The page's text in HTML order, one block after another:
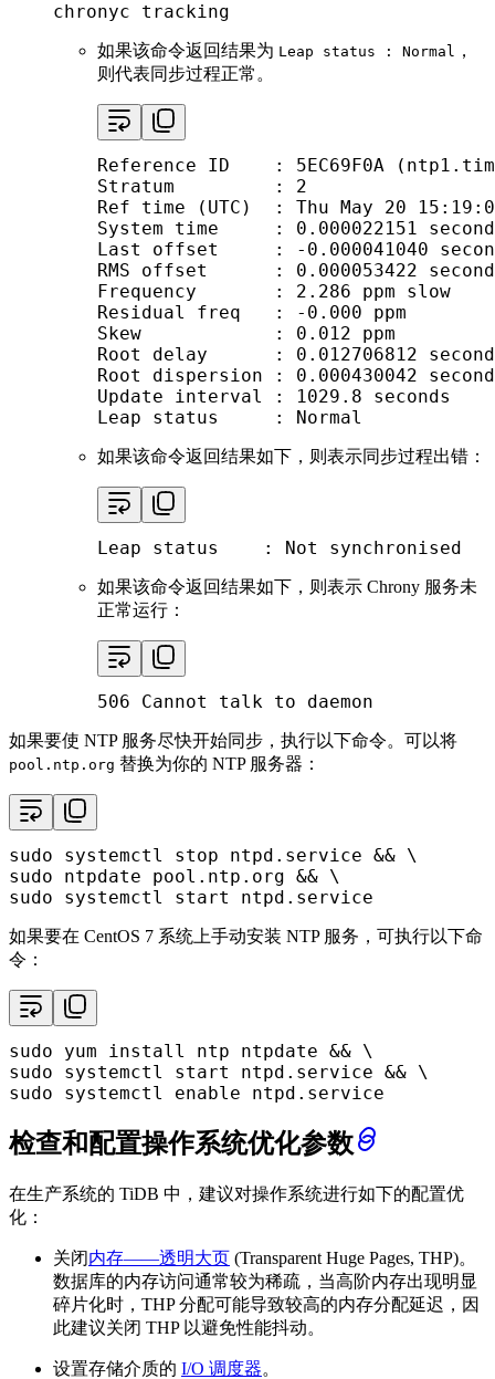
chronyc tracking
如果该命令返回结果为 Leap status : Normal
，
则代表同步过程正常。
Reference ID    : 5EC69F0A
Stratum         : 2
Ref time (UTC)  : Thu May 20
System time     : 0.000022151
Last offset     : -0.000041040
RMS offset      : 0.000053422
Frequency       : 2.286 ppm slow
Residual freq   : -0.000 ppm
Skew            : 0.012 ppm
Root delay      : 0.012706812
Root dispersion : 0.000430042
Update interval : 1029.8 seconds
Leap status     : Normal
如果该命令返回结果如下，则表示同步过程出错：
Leap status    : Not synchronised
如果该命令返回结果如下，则表示 Chrony 服务未
正常运行：
506 Cannot talk to daemon
如果要使 NTP 服务尽快开始同步，执行以下命令。可以将
pool.ntp.org 替换为你的 NTP 服务器：
sudo
sudo
sudo systemctl start ntpd.service
如果要在 CentOS 7 系统上手动安装 NTP 服务，可执行以下命
令：
sudo
sudo
sudo systemctl enable ntpd.service
检查和配置操作系统优化参数
在生产系统的 TiDB 中，建议对操作系统进行如下的配置优
化：
关闭内存——透明大页 (Transparent Huge Pages, THP)。
数据库的内存访问通常较为稀疏，当高阶内存出现明显
碎片化时，THP 分配可能导致较高的内存分配延迟，因
此建议关闭 THP 以避免性能抖动。
设置存储介质的 I/O 调度器。